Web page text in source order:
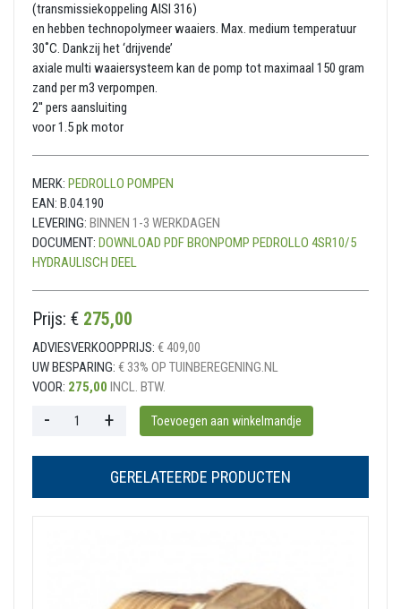
(transmissiekoppeling AISI 316)
en hebben technopolymeer waaiers. Max. medium temperatuur
30˚C. Dankzij het ‘drijvende’
axiale multi waaiersysteem kan de pomp tot maximaal 150 gram
zand per m3 verpompen.
2'' pers aansluiting
voor 1.5 pk motor
MERK: PEDROLLO POMPEN
EAN: B.04.190
LEVERING: BINNEN 1-3 WERKDAGEN
DOCUMENT: DOWNLOAD PDF BRONPOMP PEDROLLO 4SR10/5
HYDRAULISCH DEEL
Prijs: € 275,00
ADVIESVERKOOPPRIJS: € 409,00
UW BESPARING: € 33% OP TUINBEREGENING.NL
VOOR: 275,00 INCL. BTW.
GERELATEERDE PRODUCTEN